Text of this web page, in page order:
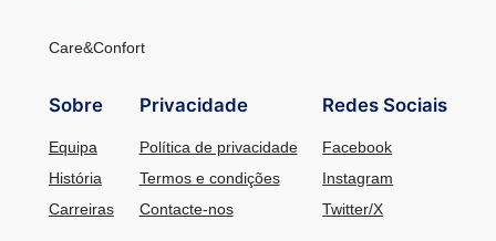
Care&Confort
Sobre
Equipa
História
Carreiras
Privacidade
Política de privacidade
Termos e condições
Contacte-nos
Redes Sociais
Facebook
Instagram
Twitter/X